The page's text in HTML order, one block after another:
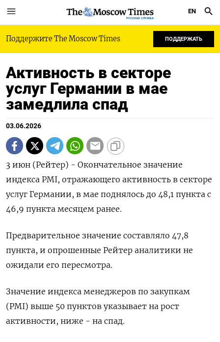
РУССКАЯ СЛУЖБА
EN
Поддержите The Moscow Times ПОДДЕРЖАТЬ
Активность в секторе
услуг Германии в мае
замедлила спад
03.06.2026
3 июн (Рейтер) - Окончательное значение
индекса ‌PMI, отражающего активность в ​секторе ​
услуг ​Германии, ⁠в ‌мае поднялось до ‌48,1 пункта с ​
46,9 ‌пункта месяцем ​ранее.
Предварительное значение ‌составляло 47,8
пункта, и опрошенные ​Рейтер ​аналитики ‌не
ожидали ​его пересмотра.
Значение индекса менеджеров по закупкам
(PMI) выше 50 пунктов ​указывает ⁠на рост
‌активности, ниже - ‌на спад.